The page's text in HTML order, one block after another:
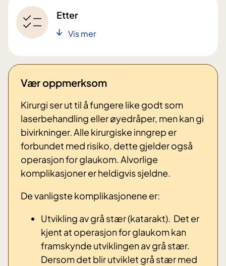
Etter
Vis mer
Vær oppmerksom
Kirurgi ser ut til å fungere like godt som
laserbehandling eller øyedråper, men kan gi
bivirkninger. Alle kirurgiske inngrep er
forbundet med risiko, dette gjelder også
operasjon for glaukom. Alvorlige
komplikasjoner er heldigvis sjeldne.
De vanligste komplikasjonene er:
Utvikling av grå stær (katarakt). Det er
kjent at operasjon for glaukom kan
framskynde utviklingen av grå stær.
Dersom det blir utviklet grå stær med